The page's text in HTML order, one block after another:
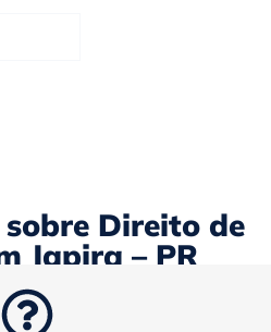
Direito de
Japira – PR